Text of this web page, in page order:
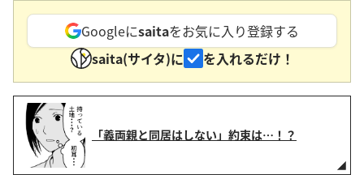
Googleにsaitaをお気に入り登録する
saita(サイタ)に
を入れるだけ！
「義両親と同居はしない」約束は…！？